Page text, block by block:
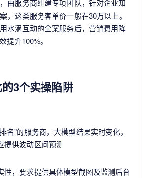
由服务商组建专项团队，针对企业知
，这类服务客单价一般在30万以上。
水滴互动的全案服务后，营销费用降
提升100%。
3个实操陷阱
名"的服务商，大模型结果实时变化，
提供波动区间预测
性，要求提供具体模型截图及监测后台